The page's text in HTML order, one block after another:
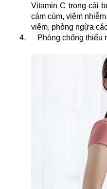
Vitamin C trong cải
cảm cúm, viêm
viêm, phòng ngừa
4.
Phòng chống thiếu